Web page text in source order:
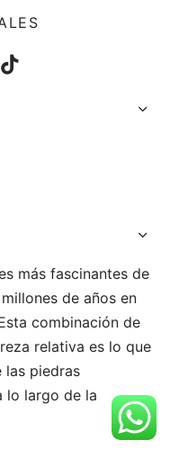
más fascinantes de
de años en
combinación de
relativa es lo que
las piedras
lo largo de la